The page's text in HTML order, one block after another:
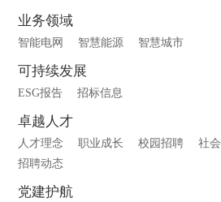
业务领域
智能电网 智慧能源 智慧城市
可持续发展
ESG报告 招标信息
卓越人才
人才理念 职业成长 校园招聘 社
招聘动态
党建护航